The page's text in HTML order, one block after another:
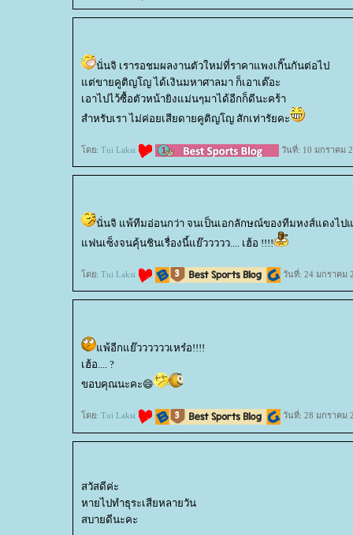
นั่นจิ เรารอชมผลงานตัวใหม่ที่ราคาแพงเกิ๊นกันต่อไป
ต่ขายคูติญโญ ได้เงินมหาศาลมา ก็เอาเต๊อะ
เอาไปไว้ซื้อตัวหน้ายิงแม่นๆมาได้อีกก็ดีนะคร้า
สำหรับเรา ไม่ค่อยเสียดายคูติญโญ สักเท่ารัยคะ
ดย: Tui Laksi วันที่: 10 มกราคม
นั่นจิ แพ้ทีมอ่อนกว่า จนเป็นเอกลักษณ์ของทีมหงส์แดงไป
ฟนเซ็งจนคุ้นชินเรื่องนี้แย๊ววววว.... เฮ้อ !!!!
ดย: Tui Laksi วันที่: 24 มกราคม
พ้อีกแย๊ววววววเหร๋อ!!!!
เฮ้อ.... ?
ขอบคุณนะคะ😄
ดย: Tui Laksi วันที่: 28 มกราคม
สวัสดีค่ะ
หายไปทำธุระเสียหลายวัน
สบายดีนะคะ